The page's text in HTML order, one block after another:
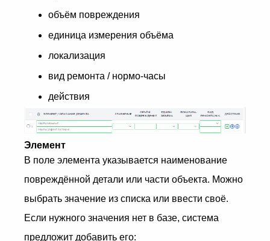
объём повреждения
единица измерения объёма
локализация
вид ремонта / нормо-часы
действия
Элемент
В поле элемента указывается наименование
повреждённой детали или части объекта. Можно
выбрать значение из списка или ввести своё.
Если нужного значения нет в базе, система
предложит добавить его: